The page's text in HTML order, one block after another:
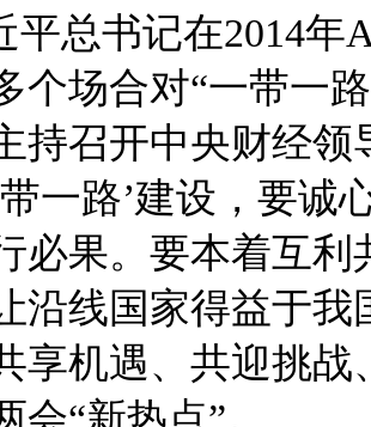
平总书记在2014年
个场合对“一带一
持召开中央财经领
一路’建设，要诚
必果。要本着互
沿线国家得益于
享机遇、共迎挑战
会“新热点”。